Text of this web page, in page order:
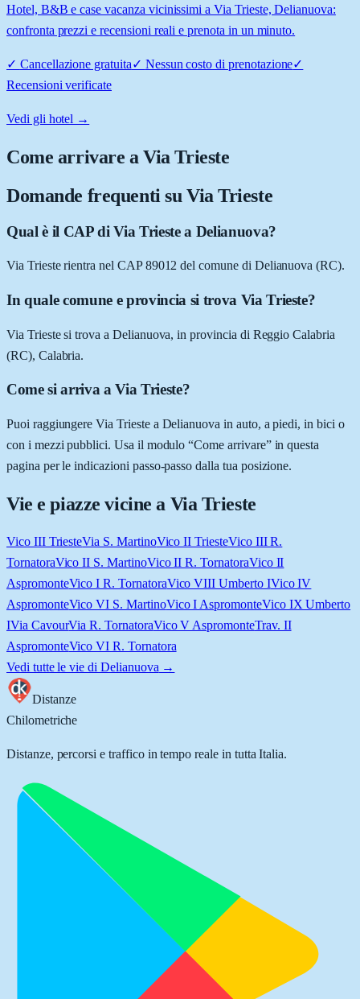
Hotel, B&B e case vacanza vicinissimi a Via Trieste, Delianuova:
confronta prezzi e recensioni reali e prenota in un minuto.
✓ Cancellazione gratuita✓ Nessun costo di prenotazione✓
Recensioni verificate
Vedi gli hotel →
Come arrivare aVia Trieste
Domande frequenti su Via Trieste
Qual è il CAP di Via Trieste a Delianuova?
Via Trieste rientra nel CAP 89012 del comune di Delianuova (RC).
In quale comune e provincia si trova Via Trieste?
Via Trieste si trova a Delianuova, in provincia di Reggio Calabria
(RC), Calabria.
Come si arriva a Via Trieste?
Puoi raggiungere Via Trieste a Delianuova in auto, a piedi, in bici o
con i mezzi pubblici. Usa il modulo “Come arrivare” in questa
pagina per le indicazioni passo-passo dalla tua posizione.
Vie e piazze vicine a Via Trieste
Vico III TriesteVia S. MartinoVico II TriesteVico III R.
TornatoraVico II S. MartinoVico II R. TornatoraVico II
AspromonteVico I R. TornatoraVico VIII Umberto IVico IV
AspromonteVico VI S. MartinoVico I AspromonteVico IX Umberto
IVia CavourVia R. TornatoraVico V AspromonteTrav. II
AspromonteVico VI R. Tornatora
Vedi tutte le vie di Delianuova →
Distanze
Chilometriche
Distanze, percorsi e traffico in tempo reale in tutta Italia.